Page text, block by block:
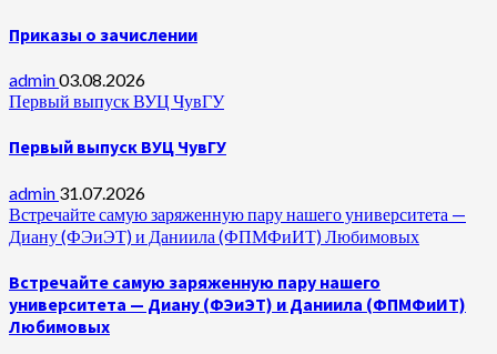
Приказы о зачислении
admin03.08.2026
Первый выпуск ВУЦ ЧувГУ
Первый выпуск ВУЦ ЧувГУ
admin 31.07.2026
Встречайте самую заряженную пару нашего университета —
Диану (ФЭиЭТ) и Даниила (ФПМФиИТ) Любимовых
Встречайте самую заряженную пару нашего
университета — Диану (ФЭиЭТ) и Даниила (ФПМФиИТ)
Любимовых